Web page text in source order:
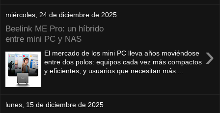
miércoles, 24 de diciembre de 2025
Beelink ME Pro: un híbrido
entre mini PC y NAS
›
El mercado de los mini PC lleva años moviéndose
entre dos polos: equipos cada vez más compactos
y eficientes, y usuarios que necesitan más ...
lunes, 15 de diciembre de 2025